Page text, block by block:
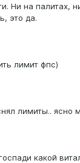
Ни на палитах,
это да.
лимит фпс)
лимиты.. ясно
какой